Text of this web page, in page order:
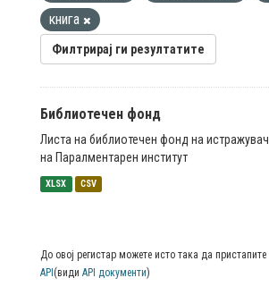
книга
Филтрирај ги резултатите
Библиотечен фонд
Листа на библиотечен фонд на
на Паралментарен институт
XLSX CSV
До овој регистар можете исто така да
API (види API документи)